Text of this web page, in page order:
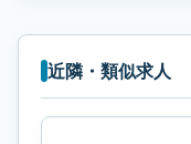
近隣・類似求人